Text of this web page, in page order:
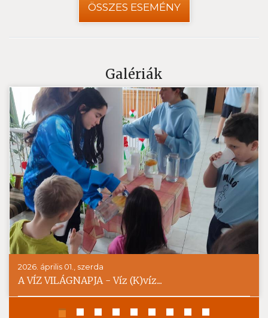
ÖSSZES ESEMÉNY
Galériák
2026. április 01., szerda
A VÍZ VILÁGNAPJA - Víz (K)víz....